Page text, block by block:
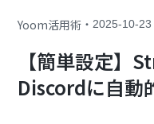
Yoom活用術 ・2025-10-23
【簡単設定】
Discordに自動